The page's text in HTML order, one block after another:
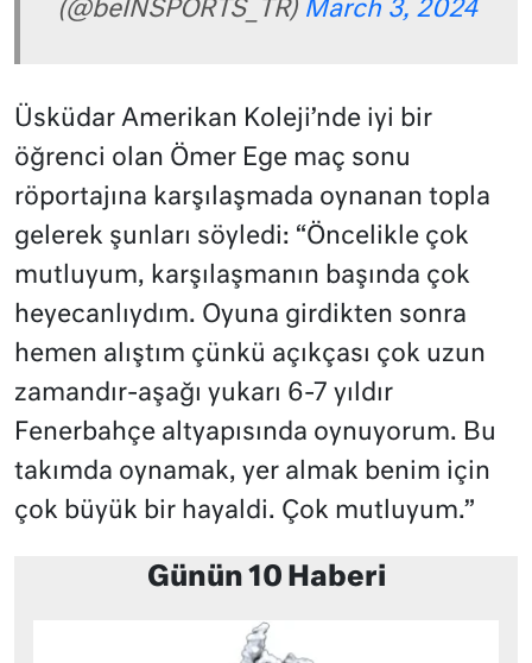
(@beINSPORTS_TR) March 3, 2024
Üsküdar Amerikan Koleji’nde iyi bir
öğrenci olan Ömer Ege maç sonu
röportajına karşılaşmada oynanan topla
gelerek şunları söyledi: “Öncelikle çok
mutluyum, karşılaşmanın başında çok
heyecanlıydım. Oyuna girdikten sonra
hemen alıştım çünkü açıkçası çok uzun
zamandır-aşağı yukarı 6-7 yıldır
Fenerbahçe altyapısında oynuyorum. Bu
takımda oynamak, yer almak benim için
çok büyük bir hayaldi. Çok mutluyum.”
Günün 10 Haberi